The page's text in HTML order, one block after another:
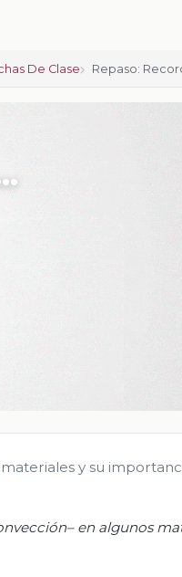
De Clase Repaso:
y su
en algunos